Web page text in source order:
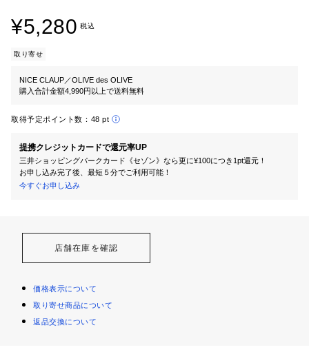
¥5,280 税込
取り寄せ
NICE CLAUP／OLIVE des OLIVE
購入合計金額4,990円以上で送料無料
取得予定ポイント数： 48 pt
提携クレジットカードで還元率UP
三井ショッピングパークカード《セゾン》なら更に¥100につき1pt還元！
お申し込み完了後、最短５分でご利用可能！
今すぐお申し込み
店舗在庫を確認
価格表示について
取り寄せ商品について
返品交換について